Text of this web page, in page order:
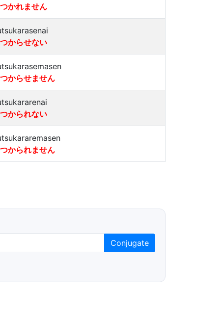
かれません
からせない
からせません
かられない
かられません
Conjugate